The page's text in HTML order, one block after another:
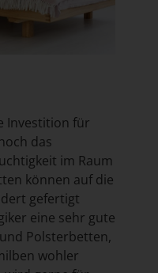
Investition für
das
im Raum
können auf die
gefertigt
eine sehr gute
Polsterbetten,
wohler